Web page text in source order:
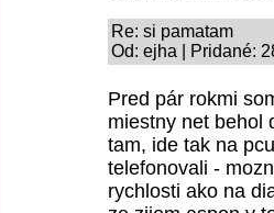
Re: si pamatam
Od: ejha | Pridané:
Pred pár rokmi
miestny net behol
tam, ide tak na
telefonovali -
rychlosti ako na